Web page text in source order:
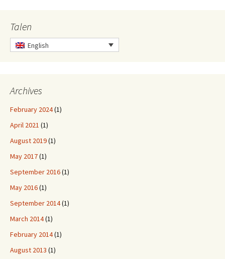
Talen
English
Archives
February 2024(1)
April 2021 (1)
August 2019(1)
May 2017(1)
September 2016(1)
May 2016(1)
September 2014(1)
March 2014(1)
February 2014(1)
August 2013 (1)